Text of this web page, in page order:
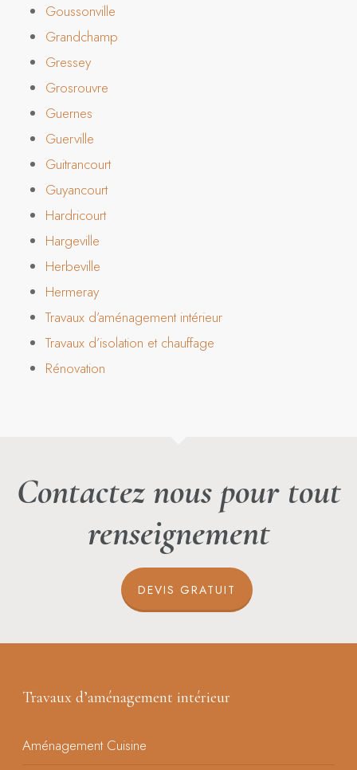
Goussonville
Grandchamp
Gressey
Grosrouvre
Guernes
Guerville
Guitrancourt
Guyancourt
Hardricourt
Hargeville
Herbeville
Hermeray
Travaux d’aménagement intérieur
Travaux d’isolation et chauffage
Rénovation
Contactez nous pour tout
renseignement
DEVIS GRATUIT
Travaux d’aménagement intérieur
Aménagement Cuisine